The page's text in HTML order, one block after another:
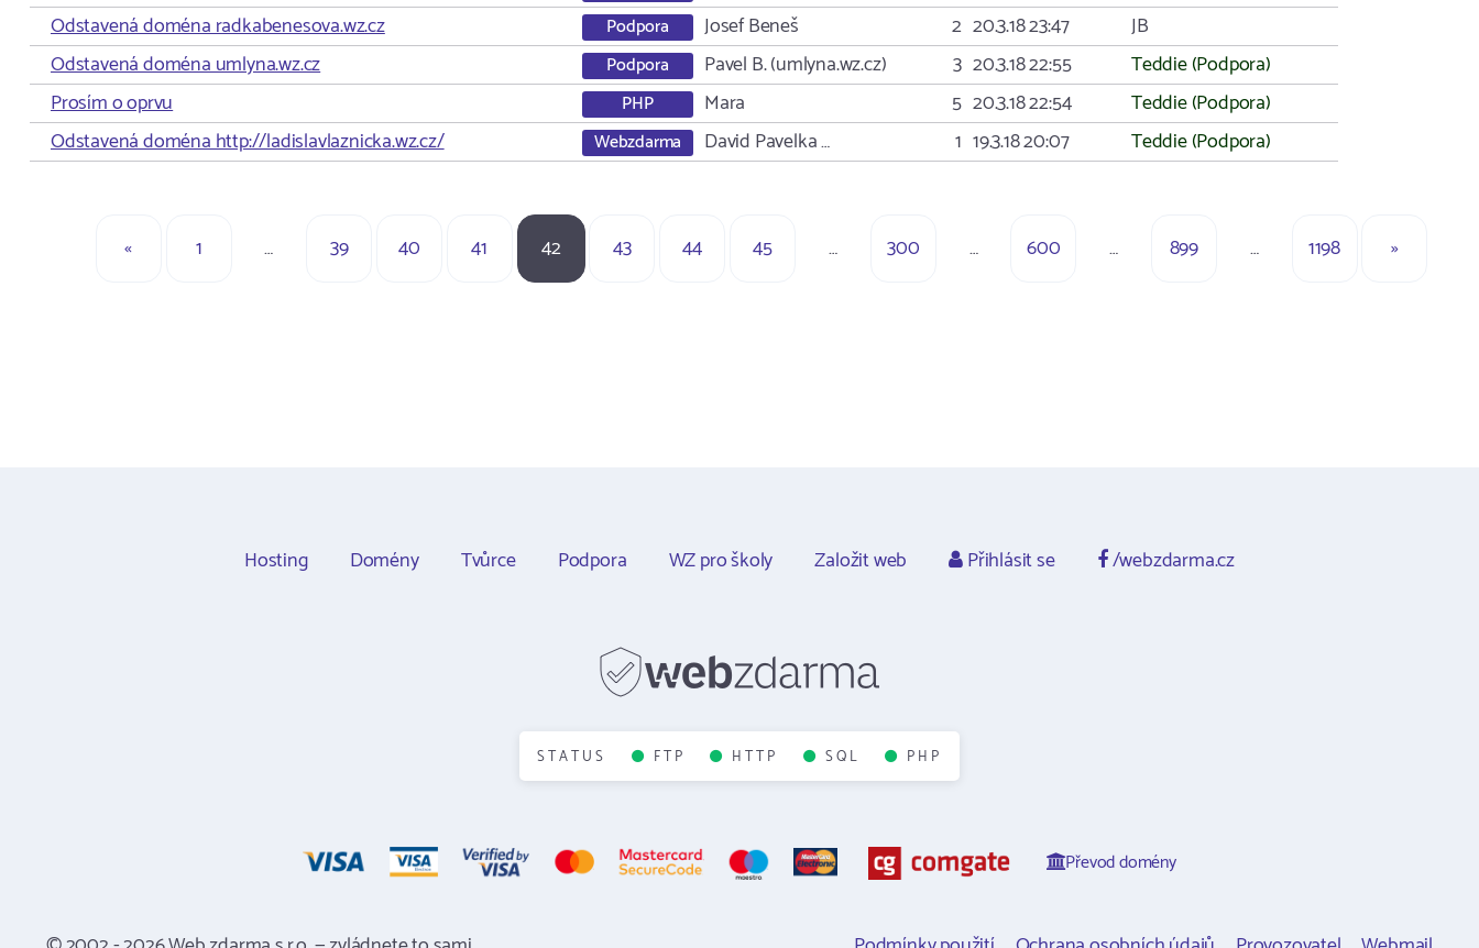
Odstavená doména radkabenesova.wz.cz
Podpora Josef Beneš 2 20.3.18 23:47
JB
Odstavená doména umlyna.wz.cz
Podpora Pavel B. (umlyna.wz.cz) 3 20.3.18 22:55
Teddie (Podpora)
Prosím o oprvu
PHP Mara 5 20.3.18 22:54
Teddie (Podpora)
Odstavená doména http://ladislavlaznicka.wz.cz/
Webzdarma David Pavelka … 1 19.3.18 20:07 Teddie (Podpora)
« 1 … 39 40 41 42 43 44 45 … 300 … 600 … 899 … 1198 »
Hosting Domény Tvůrce Podpora WZ pro školy Založit web Přihlásit se /webzdarma.cz
STATUS FTP HTTP SQL PHP
Převod domény